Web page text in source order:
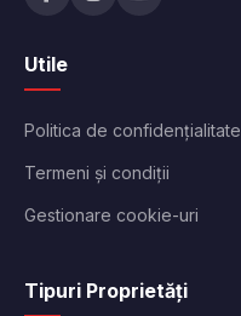
Utile
Politica de confidențialitate
Termeni și condiții
Gestionare cookie-uri
Tipuri Proprietăți